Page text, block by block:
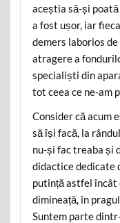
aceștia să-și
a fost ușor, iar
demers laborios
atragere a
specialiști din
tot ceea ce ne-am
Consider că acum
să își facă, la
nu-și fac treaba și
didactice dedicate
putință astfel încât
dimineață, în
Suntem parte